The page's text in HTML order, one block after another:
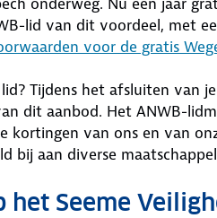
lid van dit voordeel, met
voor de gratis
Tijdens het afsluiten van
dit aanbod. Het ANWB-
kortingen van ons en van
bij aan diverse
het Seeme